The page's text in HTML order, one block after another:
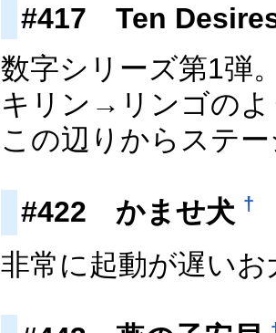
#417 Ten
数字シリーズ第1弾
キリン→リンゴのよ
この辺りからステ
#422 かませ犬 †
非常に起動が遅い